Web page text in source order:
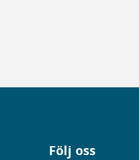
Följ oss